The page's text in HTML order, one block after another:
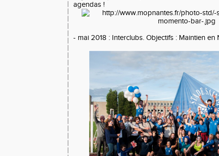
agendas !
- mai 2018 : Interclubs. Objectifs : Maintien en